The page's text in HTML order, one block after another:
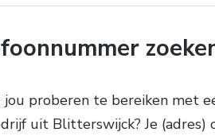
proberen te bereiken met
uit Blitterswijck? Je